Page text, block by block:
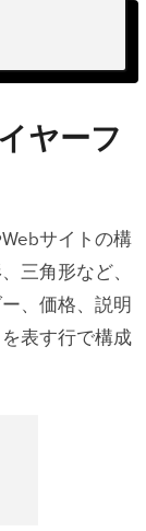
レーム
の違い
を作成
ション
の
ヤーフ
サイトの構
三角形など、
、価格、説明
表す行で構成